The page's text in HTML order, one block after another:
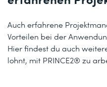
Auch erfahrene
Vorteilen bei der
Hier findest du auch
lohnt, mit PRINCE2® zu